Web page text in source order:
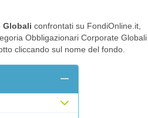
Globali confrontati su FondiOnline.it,
Obbligazionari Corporate Globali
cliccando sul nome del fondo.